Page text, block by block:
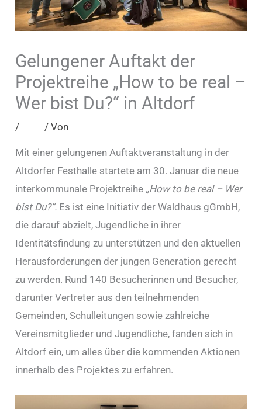
Gelungener Auftakt der
Projektreihe „How to be real –
Wer bist Du?“ in Altdorf
/ / Von
Mit einer gelungenen Auftaktveranstaltung in der
Altdorfer Festhalle startete am 30. Januar die neue
interkommunale Projektreihe „How to be real – Wer
bist Du?“. Es ist eine Initiativ der Waldhaus gGmbH,
die darauf abzielt, Jugendliche in ihrer
Identitätsfindung zu unterstützen und den aktuellen
Herausforderungen der jungen Generation gerecht
zu werden. Rund 140 Besucherinnen und Besucher,
darunter Vertreter aus den teilnehmenden
Gemeinden, Schulleitungen sowie zahlreiche
Vereinsmitglieder und Jugendliche, fanden sich in
Altdorf ein, um alles über die kommenden Aktionen
innerhalb des Projektes zu erfahren.